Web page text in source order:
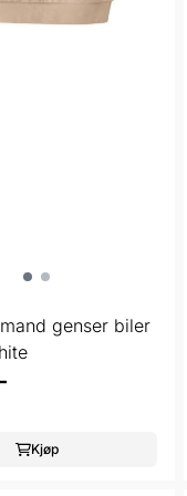
genser biler
Kjøp